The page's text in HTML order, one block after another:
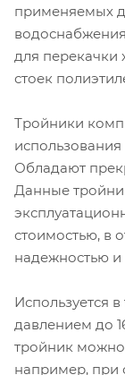
применяемых
для перекачки
стоек
Тройники
Обладают
Данные
стоимостью, в
надежностью и
Используется
давлением до
тройник можно
например, при